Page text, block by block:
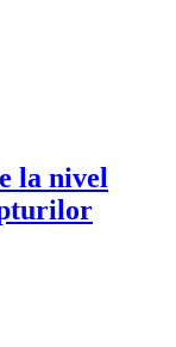
la nivel